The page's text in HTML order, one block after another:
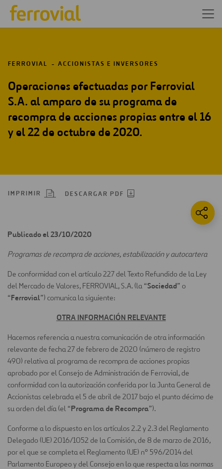
FERROVIAL ACCIONISTAS E INVERSORES
Operaciones efectuadas por Ferrovial
S.A. al amparo de su programa de
recompra de acciones propias entre el 16
y el 22 de octubre de 2020.
IMPRIMIR DESCARGAR PDF
Publicado el 23/10/2020
Programas de recompra de acciones, estabilización y autocartera
De conformidad con el artículo 227 del Texto Refundido de la Ley
del Mercado de Valores, FERROVIAL, S.A. (la “Sociedad” o
“Ferrovial”) comunica la siguiente:
OTRA INFORMACIÓN RELEVANTE
Hacemos referencia a nuestra comunicación de otra información
relevante de fecha 27 de febrero de 2020 (número de registro
490) relativa al programa de recompra de acciones propias
aprobado por el Consejo de Administración de Ferrovial, de
conformidad con la autorización conferida por la Junta General de
Accionistas celebrada el 5 de abril de 2017 bajo el punto décimo de
su orden del día (el “Programa de Recompra”).
Conforme a lo dispuesto en los artículos 2.2 y 2.3 del Reglamento
Delegado (UE) 2016/1052 de la Comisión, de 8 de marzo de 2016,
por el que se completa el Reglamento (UE) nº 596/2014 del
Parlamento Europeo y del Consejo en lo que respecta a las normas